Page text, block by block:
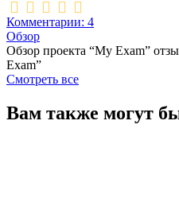
Комментарии: 4
Обзор
Обзор проекта “My Exam”
Exam”
Смотреть все
Вам также могут